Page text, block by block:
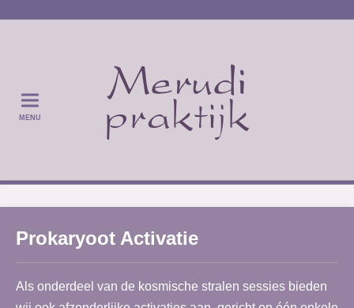
MENU
Prokaryoot Activatie
Als onderdeel van de kosmische stralen sessies bieden